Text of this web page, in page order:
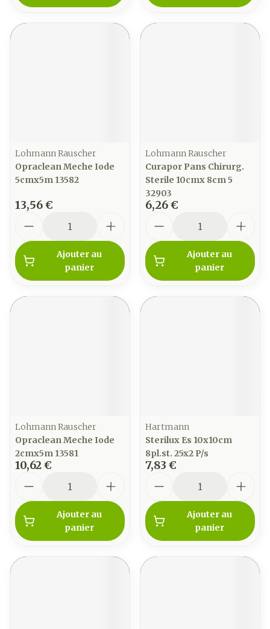
Lohmann Rauscher
Opraclean Meche Iode
5cmx5m 13582
13,56 €
Ajouter au
panier
Lohmann Rauscher
Curapor Pans Chirurg.
Sterile 10cmx 8cm 5
32903
6,26 €
Ajouter au
panier
Lohmann Rauscher
Opraclean Meche Iode
2cmx5m 13581
10,62 €
Ajouter au
panier
Hartmann
Sterilux Es 10x10cm
8pl.st. 25x2 P/s
7,83 €
Ajouter au
panier